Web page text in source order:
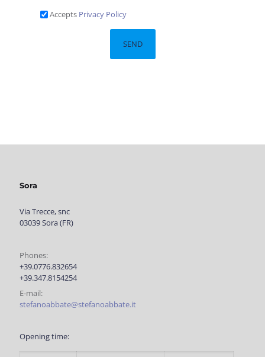
Accepts Privacy Policy
Sora
Via Trecce, snc
03039 Sora (FR)
Phones:
+39.0776.832654
+39.347.8154254
E-mail:
stefanoabbate@stefanoabbate.it
Opening time: